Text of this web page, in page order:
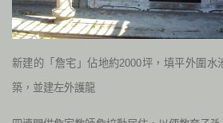
新建的「詹宅」佔地約2000坪，填平外圍水
築，並建左外護龍